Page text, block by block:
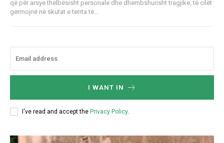
që për arsye thelbësisht personale dhe dhembshurisht tragjike, të cilët
gërmojnë në skutat e terrta të...
I WANT IN
I've read and accept the Privacy Policy.